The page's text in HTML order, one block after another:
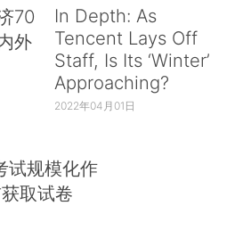
70
外
In Depth: As
Tencent Lays Off
Staff, Is Its ‘Winter’
Approaching?
2022年04月01日
试规模化作
取试卷